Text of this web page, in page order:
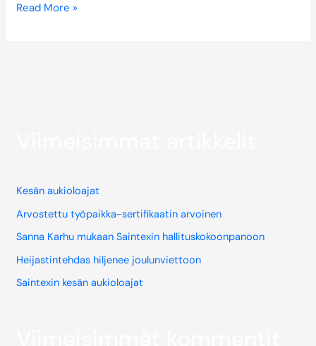
Read More »
Kesän aukioloajat
Arvostettu työpaikka-sertifikaatin arvoinen
Sanna Karhu mukaan Saintexin hallituskokoonpanoon
Heijastintehdas hiljenee joulunviettoon
Saintexin kesän aukioloajat